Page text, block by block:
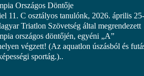
Országos Döntője
11. C osztályos tanulónk, 2026. április
Triatlon Szövetség által megrendezett
országos döntőjén, egyéni „A”
végzett! (Az aquatlon úszásból és
sportág.)..